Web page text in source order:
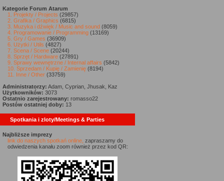
Kategorie Forum Atarum
1. Projekty / Projects (29857)
2. Grafika / Graphics (6815)
3. Muzyka i dźwięk / Music and sound (8059)
4. Programowanie / Programming (13169)
5. Gry / Games (36909)
6. Użytki / Utils (4827)
7. Scena / Scene (20244)
8. Sprzęt / Hardware (27891)
9. Sprawy wewnętrzne / Internal affairs (5842)
10. Sprzedam / Kupię / Zamienię (8194)
11. Inne / Other (33759)
Administratorzy: Adam, Cyprian, Jhusak, Kaz
Użytkowników: 3073
Ostatnio zarejestrowany: romasso22
Postów ostatniej doby: 13
Spotkania i zloty/Meetings & Parties
Najbliższe imprezy
link do naszych spotkań online, zapraszamy do
odwiedzenia kanału zoom również przez kod QR: